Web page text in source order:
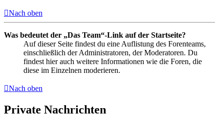
Nach oben
Was bedeutet der „Das Team“-Link auf der Startseite?
Auf dieser Seite findest du eine Auflistung des Forenteams,
einschließlich der Administratoren, der Moderatoren. Du
findest hier auch weitere Informationen wie die Foren, die
diese im Einzelnen moderieren.
Nach oben
Private Nachrichten